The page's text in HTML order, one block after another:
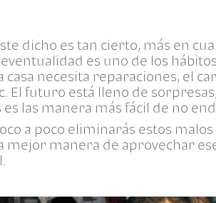
dicho es tan cierto, más en
es uno de los hábitos
necesita reparaciones, el
El futuro está lleno de
las manera más fácil de no
a poco eliminarás estos
mejor manera de aprovechar